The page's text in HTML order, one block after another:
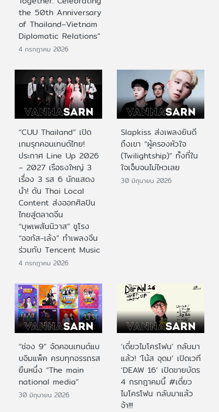
the 50th Anniversary
of Thailand–Vietnam
Diplomatic Relations”
4 กรกฎาคม 2026
“CUU Thailand” เปิด
เกมรุกคอนเทนต์ไทย!
ประกาศ Line Up 2026
– 2027 เรือธงใหญ่ 3
เรื่อง 3 รส 6 นักแสดง
นำ! ดัน Thai Local
Content ส่งออกศิลปิน
ไทยสู่ตลาดจีน
“บุพเพสันนิวาส” ชูโรง
“ออกัส-เล้ง” ทำเพลงจีน
ร่วมกับ Tencent Music
4 กรกฎาคม 2026
Slapkiss ส่งเพลงยินดี
ถึงเขา “ผู้ครองหัวใจ
(Twilightship)” ทั้งที่ใน
ใจเจ็บจนไม่ไหวเลย
30 มิถุนายน 2026
“ช่อง 9” จัดคอนเทนต์แบ
บอิมแพ็ค ครบทุกอรรถรส
ยืนหนึ่ง “The main
national media”
30 มิถุนายน 2026
‘เดี่ยวไมโครโฟน’ กลับมา
แล้ว! ‘โน้ส อุดม’ เปิดเวที
‘DEAW 16’ เปิดขายบัตร
4 กรกฎาคมนี้ #เดี่ยว
ไมโครโฟน กลับมาแล้ว
จ้า!!!